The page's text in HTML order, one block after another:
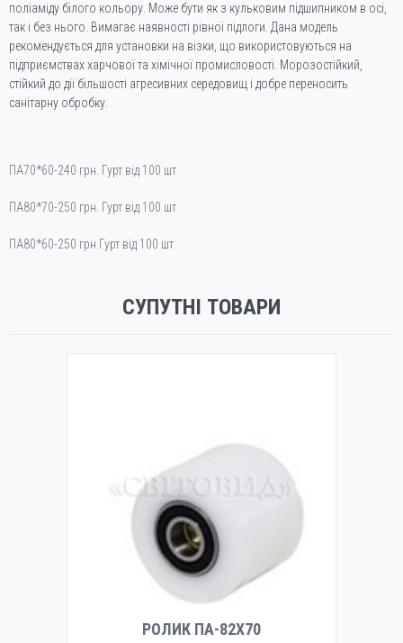
поліаміду білого кольору. Може бути як з кульковим підшипником в осі,
так і без нього. Вимагає наявності рівної підлоги. Дана модель
рекомендується для установки на візки, що використовуються на
підприємствах харчової та хімічної промисловості. Морозостійкий,
стійкий до дії більшості агресивних середовищ і добре переносить
санітарну обробку.
ПА70*60-240 грн. Гурт від 100 шт
ПА80*70-250 грн. Гурт від 100 шт
ПА80*60-250 грн.Гурт від 100 шт
СУПУТНІ ТОВАРИ
РОЛИК ПА-82Х70